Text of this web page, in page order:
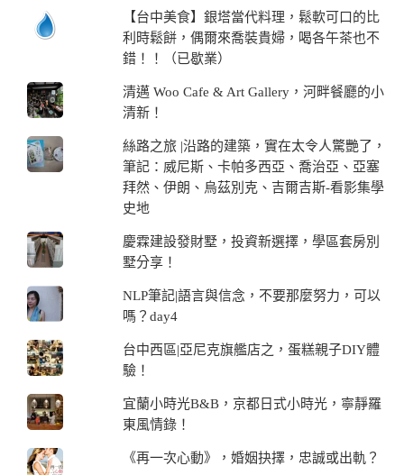
【台中美食】銀塔當代料理，鬆軟可口的比
利時鬆餅，偶爾來喬裝貴婦，喝各午茶也不
錯！！（已歇業）
清邁 Woo Cafe & Art Gallery，河畔餐廳的小
清新！
絲路之旅 |沿路的建築，實在太令人驚艷了，
筆記：威尼斯、卡帕多西亞、喬治亞、亞塞
拜然、伊朗、烏茲別克、吉爾吉斯-看影集學
史地
慶霖建設發財墅，投資新選擇，學區套房別
墅分享！
NLP筆記|語言與信念，不要那麼努力，可以
嗎？day4
台中西區|亞尼克旗艦店之，蛋糕親子DIY體
驗！
宜蘭小時光B&B，京都日式小時光，寧靜羅
東風情錄！
《再一次心動》，婚姻抉擇，忠誠或出軌？